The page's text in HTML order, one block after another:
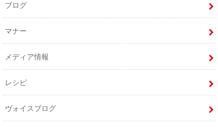
ブログ
マナー
メディア情報
レシピ
ヴォイスブログ